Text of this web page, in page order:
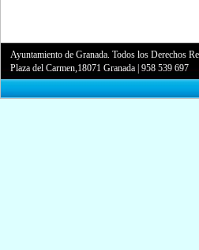
Ayuntamiento de Granada. Todos los Derechos
Plaza del Carmen,18071 Granada |958 539 697